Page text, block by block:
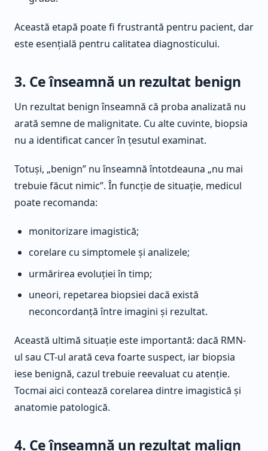
Această etapă poate fi frustrantă pentru pacient, dar
este esențială pentru calitatea diagnosticului.
3. Ce înseamnă un rezultat benign
Un rezultat benign înseamnă că proba analizată nu
arată semne de malignitate. Cu alte cuvinte, biopsia
nu a identificat cancer în țesutul examinat.
Totuși, „benign” nu înseamnă întotdeauna „nu mai
trebuie făcut nimic”. În funcție de situație, medicul
poate recomanda:
monitorizare imagistică;
corelare cu simptomele și analizele;
urmărirea evoluției în timp;
uneori, repetarea biopsiei dacă există
neconcordanță între imagini și rezultat.
Această ultimă situație este importantă: dacă RMN-
ul sau CT-ul arată ceva foarte suspect, iar biopsia
iese benignă, cazul trebuie reevaluat cu atenție.
Tocmai aici contează corelarea dintre imagistică și
anatomie patologică.
4. Ce înseamnă un rezultat malign